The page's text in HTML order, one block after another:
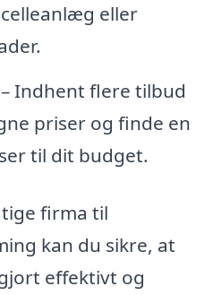
eller
Indhent flere tilbud
priser og finde en
til dit budget.
firma til
kan du sikre, at
effektivt og